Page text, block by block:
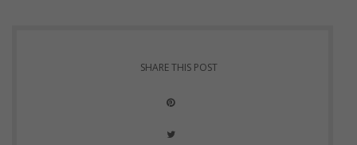
SHARE THIS POST